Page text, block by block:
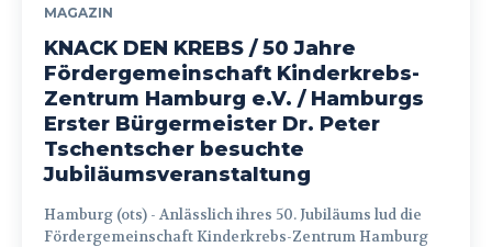
MAGAZIN
KNACK DEN KREBS / 50 Jahre
Fördergemeinschaft Kinderkrebs-
Zentrum Hamburg e.V. / Hamburgs
Erster Bürgermeister Dr. Peter
Tschentscher besuchte
Jubiläumsveranstaltung
Hamburg (ots) - Anlässlich ihres 50. Jubiläums lud die
Fördergemeinschaft Kinderkrebs-Zentrum Hamburg